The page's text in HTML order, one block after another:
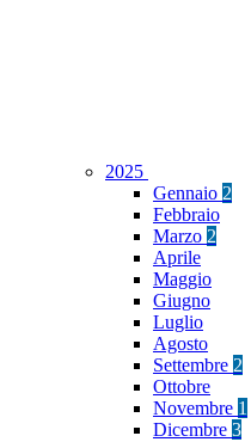
2025
Gennaio 2
Febbraio
Marzo 2
Aprile
Maggio
Giugno
Luglio
Agosto
Settembre 2
Ottobre
Novembre 1
Dicembre 3